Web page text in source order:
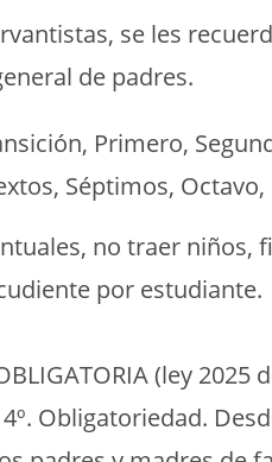
se les
de padres.
Primero,
Séptimos,
no traer niños,
por estudiante.
(ley 2025
4º. Obligatoriedad.